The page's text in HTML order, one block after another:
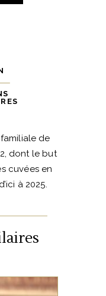
de
dont le but
cuvées en
à 2025.